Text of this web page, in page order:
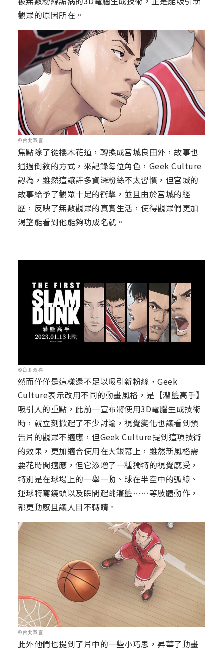
觀眾的原因所在。
©台北双喜
焦點除了從櫻木花道，轉換成宮城良田外，故事也
通過倒敘的方式，來記錄每位角色，Geek Culture
認為，雖然這讓許多資深粉絲不太習慣，但宮城的
故事給予了觀眾十足的衝擊，並且由於宮城的經
歷，反映了無數觀眾的真實生活，使得觀眾們更加
渴望能看到他能夠功成名就。
©台北双喜
然而僅僅是這樣還不足以吸引新粉絲，Geek
Culture表示改用不同的動畫風格，是【灌籃高手】
吸引人的重點，此前一宣布將使用3D電腦生成技術
時，就立刻掀起了不少討論，視覺變化也讓看到預
告片的觀眾不適應，但Geek Culture提到這項技術
的效果，更加適合使用在大銀幕上，雖然新風格需
要花時間適應，但它添增了一種獨特的視覺感受，
特別是在球場上的一舉一動、球在半空中的弧線、
運球特寫鏡頭以及瞬間起跳灌籃……等肢體動作，
都更動感且讓人目不轉睛。
©台北双喜
此外他們也提到了片中的一些小巧思，昇華了動畫